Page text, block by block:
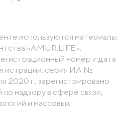
используются материалы
«AMUR.LIFE».
номер и дата
серия ИА №
г., зарегистрировано
надзору в сфере связи,
и массовых